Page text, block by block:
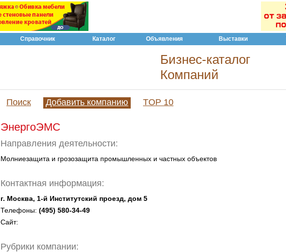
Справочник Каталог Объявления Выставки
Бизнес-каталог
Компаний
Поиск Добавить компанию TOP 10
ЭнергоЭМС
Направления деятельности:
Молниезащита и грозозащита промышленных и частных объектов
Контактная информация:
г. Москва, 1-й Институтский проезд, дом 5
Телефоны: (495) 580-34-49
Сайт:
Рубрики компании: